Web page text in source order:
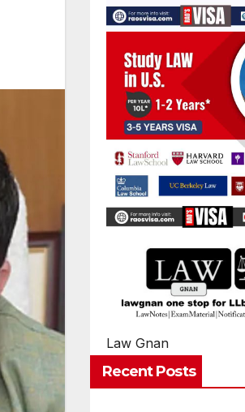
Law Gnan
Recent Posts